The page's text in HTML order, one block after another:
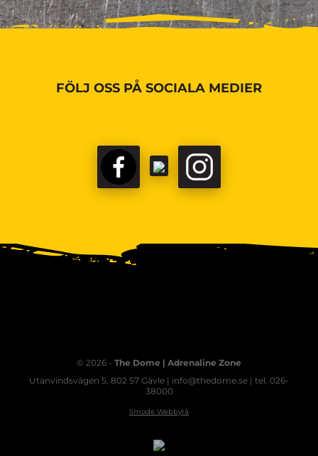
FÖLJ OSS PÅ SOCIALA MEDIER
© 2026 - The Dome | Adrenaline Zone
Utanvindsvägen 5, 802 57 Gävle | info@thedome.se | tel. 026-
38000
Smode Webbyrå